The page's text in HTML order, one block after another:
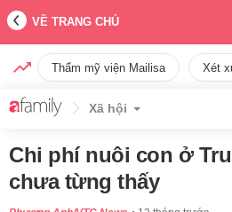
VỀ TRANG CHỦ
Thẩm mỹ viện Mailisa Xét
Xã hội
Chi phí nuôi con ở
chưa từng thấy